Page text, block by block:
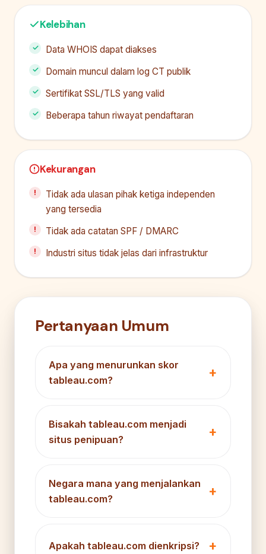
Kelebihan
Data WHOIS dapat diakses
Domain muncul dalam log CT publik
Sertifikat SSL/TLS yang valid
Beberapa tahun riwayat pendaftaran
Kekurangan
Tidak ada ulasan pihak ketiga independen
yang tersedia
Tidak ada catatan SPF / DMARC
Industri situs tidak jelas dari infrastruktur
Pertanyaan Umum
Apa yang menurunkan skor
tableau.com?
Bisakah tableau.com menjadi
situs penipuan?
Negara mana yang menjalankan
tableau.com?
Apakah tableau.com dienkripsi?